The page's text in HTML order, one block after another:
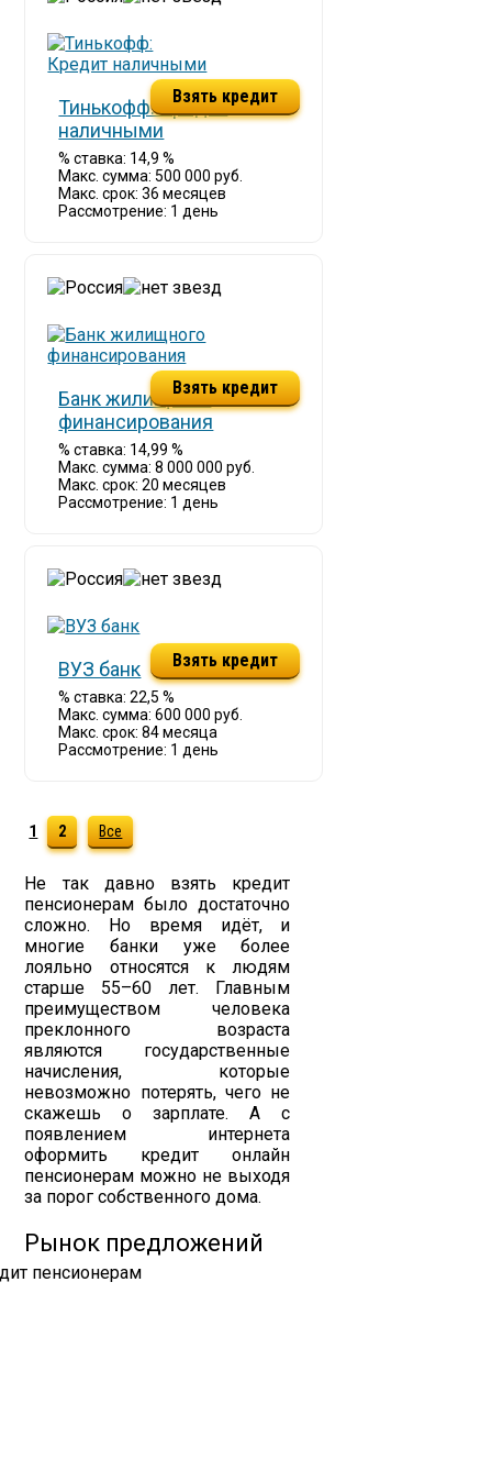
Тинькофф: Кредит
наличными
% ставка: 14,9 %
Макс. сумма: 500 000 руб.
Макс. срок: 36 месяцев
Рассмотрение: 1 день
Взять кредит
Банк жилищного
финансирования
% ставка: 14,99 %
Макс. сумма: 8 000 000 руб.
Макс. срок: 20 месяцев
Рассмотрение: 1 день
Взять кредит
ВУЗ банк
% ставка: 22,5 %
Макс. сумма: 600 000 руб.
Макс. срок: 84 месяца
Рассмотрение: 1 день
Взять кредит
1 2 Все
Не так давно взять кредит
пенсионерам было достаточно
сложно. Но время идёт, и
многие банки уже более
лояльно относятся к людям
старше 55–60 лет. Главным
преимуществом человека
преклонного возраста
являются государственные
начисления, которые
невозможно потерять, чего не
скажешь о зарплате. А с
появлением интернета
оформить кредит онлайн
пенсионерам можно не выходя
за порог собственного дома.
Рынок предложений